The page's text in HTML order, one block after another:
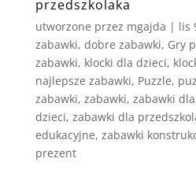
przedszkolaka
utworzone przez mgajda | lis
zabawki, dobre zabawki, Gry
zabawki, klocki dla dzieci,
najlepsze zabawki, Puzzle,
zabawki, zabawki, zabawki
dzieci, zabawki dla
edukacyjne, zabawki
prezent